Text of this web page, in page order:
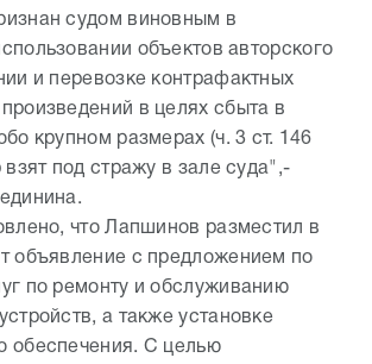
судом виновным в
объектов авторского
и перевозке контрафактных
в целях сбыта в
крупном размерах (ч. 3 ст. 146
под стражу в зале суда",-
что Лапшинов разместил в
объявление с предложением по
по ремонту и обслуживанию
а также установке
обеспечения. С целью